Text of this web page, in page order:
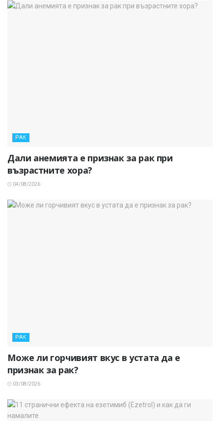
РАК
Дали анемията е признак за рак при
възрастните хора?
04/08/2026
РАК
Може ли горчивият вкус в устата да е
признак за рак?
03/08/2026